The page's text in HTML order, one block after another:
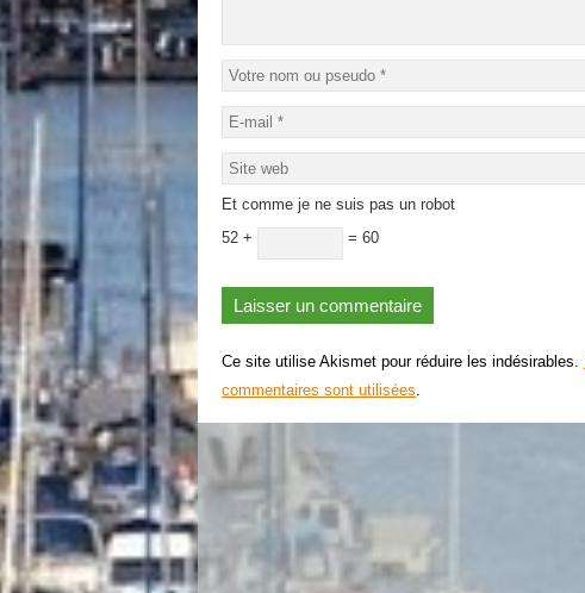
Et comme je ne suis pas un robot
52 +
= 60
Ce site utilise Akismet pour réduire les indésirables.
commentaires sont utilisées.